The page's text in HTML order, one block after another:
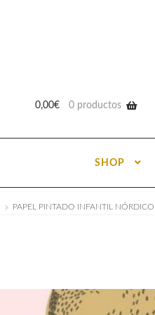
0,00€ 0 productos
SHOP
PAPEL PINTADO INFANTIL